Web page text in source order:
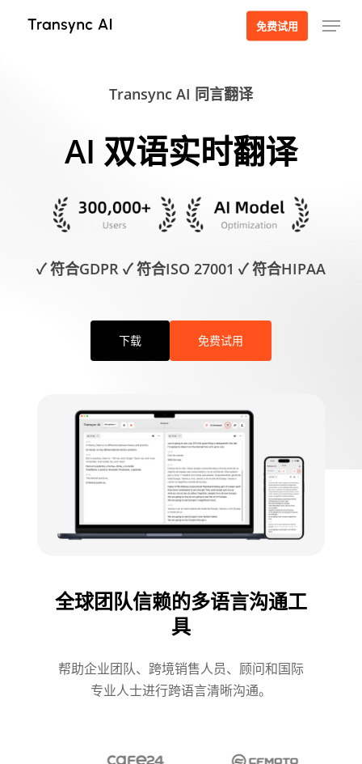
免费试用 菜单
Transync AI 同言翻译
AI 双语实时翻译
✓ 符合GDPR ✓ 符合ISO 27001 ✓ 符合HIPAA
下载 免费试用
全球团队信赖的多语言沟通工
具
帮助企业团队、跨境销售人员、顾问和国际
专业人士进行跨语言清晰沟通。